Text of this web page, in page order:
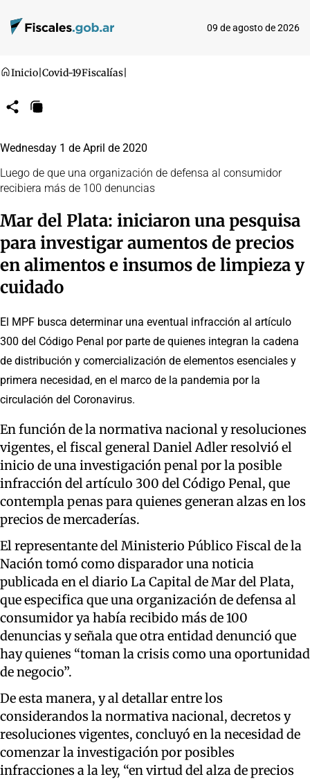
09 de agosto de 2026
Inicio Covid-19Fiscalías
CompartirCopiar
Wednesday 1 de April de 2020
Luego de que una organización de defensa al consumidor
recibiera más de 100 denuncias
Mar del Plata: iniciaron una pesquisa
para investigar aumentos de precios
en alimentos e insumos de limpieza y
cuidado
El MPF busca determinar una eventual infracción al artículo
300 del Código Penal por parte de quienes integran la cadena
de distribución y comercialización de elementos esenciales y
primera necesidad, en el marco de la pandemia por la
circulación del Coronavirus.
En función de la normativa nacional y resoluciones
vigentes, el fiscal general Daniel Adler resolvió el
inicio de una investigación penalpor la posible
infracción del artículo 300 del Código Penal, que
contempla penas para quienes generan alzas en los
precios de mercaderías.
El representante del Ministerio Público Fiscal de la
Nación tomó como disparador una noticia
publicadaen el diario La Capital de Mar del Plata,
que especifica que una organización de defensa al
consumidor ya había recibido más de 100
denuncias y señala que otra entidad denunció que
hay quienes “toman la crisis como una oportunidad
de negocio”.
De esta manera, y al detallar entre los
considerandos la normativa nacional, decretos y
resoluciones vigentes, concluyó en la necesidad de
comenzar la investigación por posibles
infracciones a la ley, “en virtud del alza de precios